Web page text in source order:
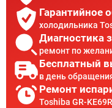
Гарантийное
холодильника
Диагностика
ремонт по
Бесплатный
в день
Ремонт
Toshiba GR-